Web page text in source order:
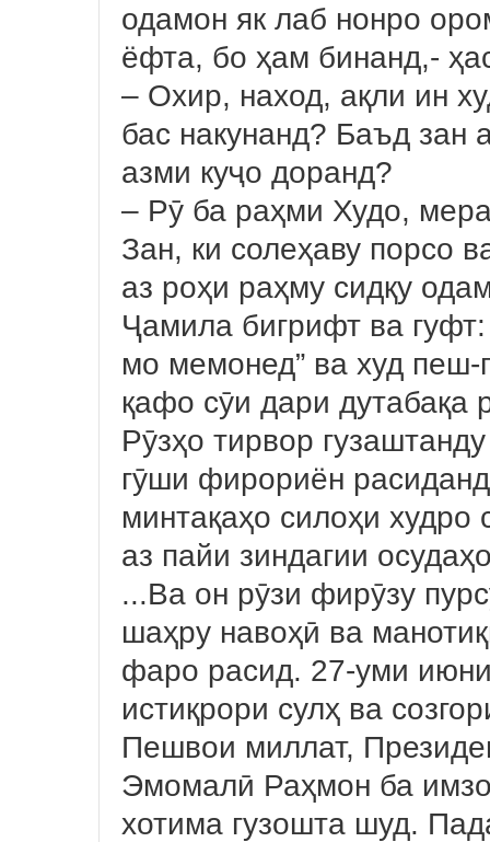
одамон як лаб нонро
ёфта, бо ҳам бинанд,-
– Охир, наход, ақли ин
бас накунанд? Баъд зан
азми куҷо доранд?
– Рӯ ба раҳми Худо,
Зан, ки солеҳаву порсо
аз роҳи раҳму сидқу
Ҷамила бигрифт ва
мо мемонед” ва худ
қафо сӯи дари дутабақа
Рӯзҳо тирвор
гӯши фирориён
минтақаҳо силоҳи
аз пайи зиндагии
...Ва он рӯзи фирӯзу
шаҳру навоҳӣ ва
фаро расид. 27-уми
истиқрори сулҳ ва
Пешвои миллат,
Эмомалӣ Раҳмон ба имзо
хотима гузошта шуд.